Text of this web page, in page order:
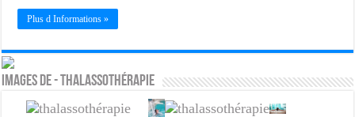
Plus d Informations »
Images de - Thalassothérapie